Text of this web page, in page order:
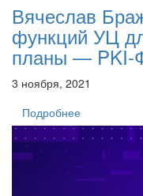
Вячеслав
функций УЦ
планы — PKI-
3 ноября, 2021
Подробнее